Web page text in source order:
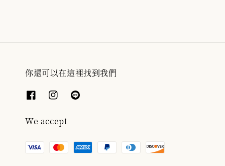
你還可以在這裡找到我們
We accept